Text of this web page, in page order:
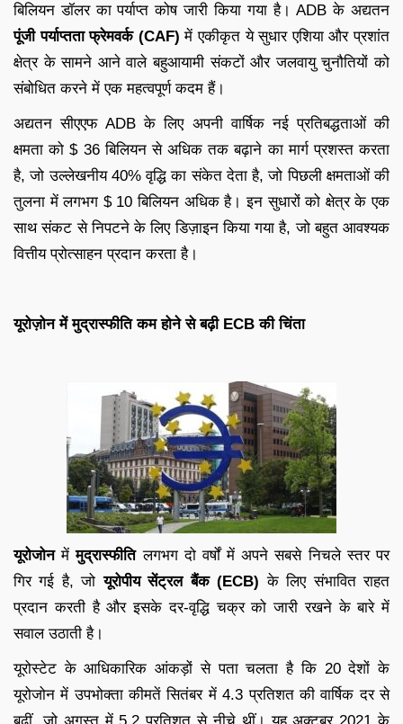
बिलियन डॉलर का पर्याप्त कोष जारी किया गया है। ADB के अद्यतन
पूंजी पर्याप्तता फ्रेमवर्क (CAF) में एकीकृत ये सुधार एशिया और प्रशांत
क्षेत्र के सामने आने वाले बहुआयामी संकटों और जलवायु चुनौतियों को
संबोधित करने में एक महत्वपूर्ण कदम हैं।
अद्यतन सीएएफ ADB के लिए अपनी वार्षिक नई प्रतिबद्धताओं की
क्षमता को $ 36 बिलियन से अधिक तक बढ़ाने का मार्ग प्रशस्त करता
है, जो उल्लेखनीय 40% वृद्धि का संकेत देता है, जो पिछली क्षमताओं की
तुलना में लगभग $ 10 बिलियन अधिक है। इन सुधारों को क्षेत्र के एक
साथ संकट से निपटने के लिए डिज़ाइन किया गया है, जो बहुत आवश्यक
वित्तीय प्रोत्साहन प्रदान करता है।
यूरोज़ोन में मुद्रास्फीति कम होने से बढ़ी ECB की चिंता
यूरोजोनमेंमुद्रास्फीतिलगभग दो वर्षों में अपने सबसे निचले स्तर पर
गिर गई है, जोयूरोपीय सेंट्रल बैंक (ECB) के लिए संभावित राहत
प्रदान करती है और इसके दर-वृद्धि चक्र को जारी रखने के बारे में
सवाल उठाती है।
यूरोस्टेट के आधिकारिक आंकड़ों से पता चलता है कि 20 देशों के
यूरोजोन में उपभोक्ता कीमतें सितंबर में 4.3 प्रतिशत की वार्षिक दर से